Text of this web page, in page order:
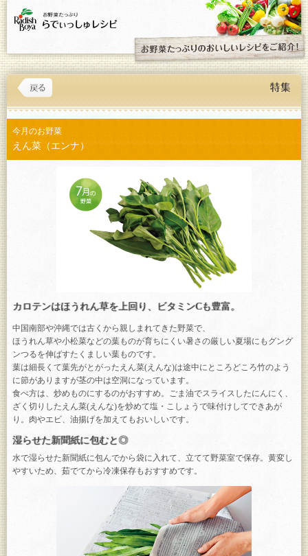
今月のお野菜
えん菜（エンナ）
カロテンはほうれん草を上回り、ビタミンCも豊富。
中国南部や沖縄では古くから親しまれてきた野菜で、
ほうれん草や小松菜などの葉ものが育ちにくい暑さの厳しい夏場にもグング
ンつるを伸ばすたくましい葉ものです。
葉は細長くて葉先がとがったえん菜(えんな)は途中にところどころ竹のよう
に節がありますが茎の中は空洞になっています。
食べ方は、炒めものにするのがおすすめ。ごま油でスライスしたにんにく、
ざく切りしたえん菜(えんな)を炒めて塩・こしょうで味付けしてできあが
り。肉やエビ、油揚げを加えてもおいしいです。
湿らせた新聞紙に包むと◎
水で湿らせた新聞紙に包んでから袋に入れて、立てて野菜室で保存。黄変し
やすいため、茹でてから冷凍保存もおすすめです。